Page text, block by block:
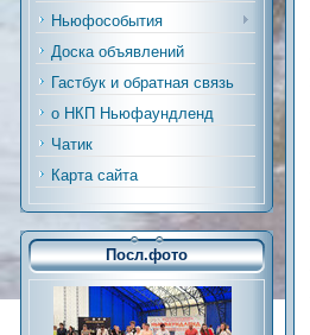
Ньюфособытия
Доска объявлений
Гастбук и обратная связь
о НКП Ньюфаундленд
Чатик
Карта сайта
Посл.фото